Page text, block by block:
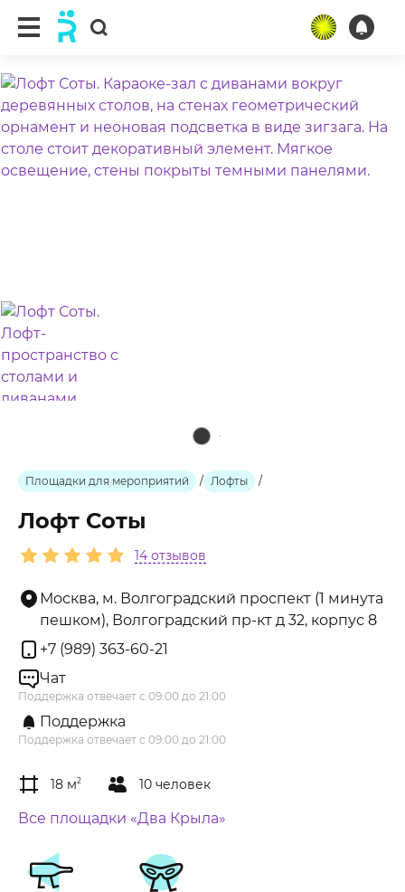
Площадки для мероприятий / Лофты /
Лофт Соты
14 отзывов
Москва, м. Волгоградский проспект (1 минута
пешком), Волгоградский пр-кт д 32, корпус 8
+7 (989) 363-60-21
Чат
Поддержка отвечает с 09:00 до 21:00
Поддержка
Поддержка отвечает с 09:00 до 21:00
18 м2 10 человек
Все площадки «Два Крыла»